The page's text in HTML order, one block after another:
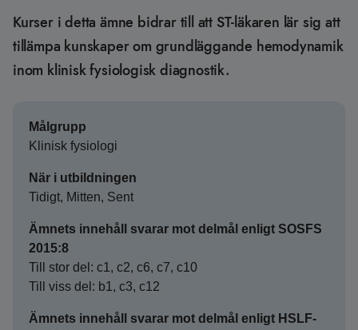
Kurser i detta ämne bidrar till att ST-läkaren lär sig att
tillämpa kunskaper om grundläggande hemodynamik
inom klinisk fysiologisk diagnostik.
Målgrupp
Klinisk fysiologi
När i utbildningen
Tidigt, Mitten, Sent
Ämnets innehåll svarar mot delmål enligt SOSFS
2015:8
Till stor del: c1, c2, c6, c7, c10
Till viss del: b1, c3, c12
Ämnets innehåll svarar mot delmål enligt HSLF-